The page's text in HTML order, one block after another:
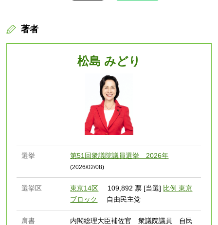
著者
松島 みどり
選挙 第51回衆議院議員選挙 2026年
(2026/02/08)
選挙区 東京14区 109,892 票 [当選] 比例 東京
ブロック
自由民主党
肩書
内閣総理大臣補佐官 衆議院議員 自民